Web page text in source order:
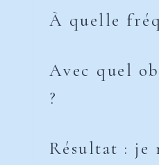
À quelle
Avec quel
?
Résultat : je